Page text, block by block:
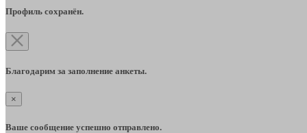
Профиль сохранён.
Благодарим за заполнение анкеты.
×
Ваше сообщение успешно отправлено.